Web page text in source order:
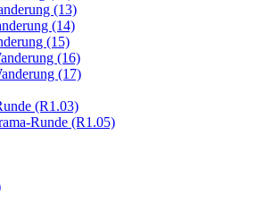
(13)
(14)
(15)
(16)
(17)
(R1.03)
Runde (R1.05)